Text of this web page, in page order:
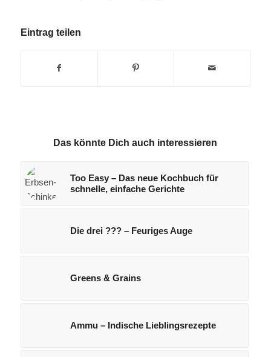
Eintrag teilen
Das könnte Dich auch interessieren
Too Easy – Das neue Kochbuch für
schnelle, einfache Gerichte
Die drei ??? – Feuriges Auge
Greens & Grains
Ammu – Indische Lieblingsrezepte